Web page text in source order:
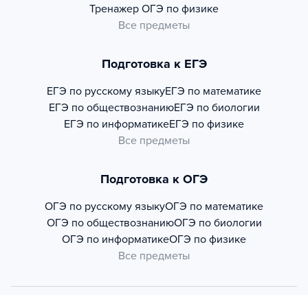
Тренажер ОГЭ по физике
Все предметы
Подготовка к ЕГЭ
ЕГЭ по русскому языкуЕГЭ по математике
ЕГЭ по обществознаниюЕГЭ по биологии
ЕГЭ по информатикеЕГЭ по физике
Все предметы
Подготовка к ОГЭ
ОГЭ по русскому языкуОГЭ по математике
ОГЭ по обществознаниюОГЭ по биологии
ОГЭ по информатикеОГЭ по физике
Все предметы